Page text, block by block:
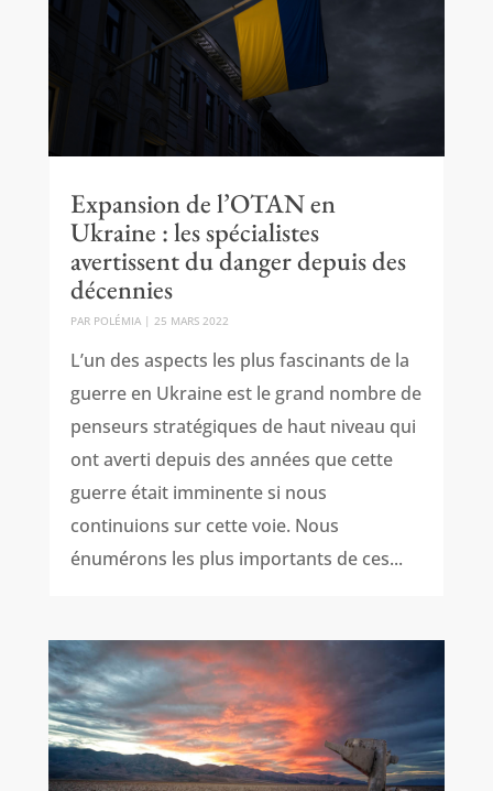
Expansion de l’OTAN en
Ukraine : les spécialistes
avertissent du danger depuis des
décennies
PAR POLÉMIA| 25 MARS 2022
L’un des aspects les plus fascinants de la
guerre en Ukraine est le grand nombre de
penseurs stratégiques de haut niveau qui
ont averti depuis des années que cette
guerre était imminente si nous
continuions sur cette voie. Nous
énumérons les plus importants de ces...